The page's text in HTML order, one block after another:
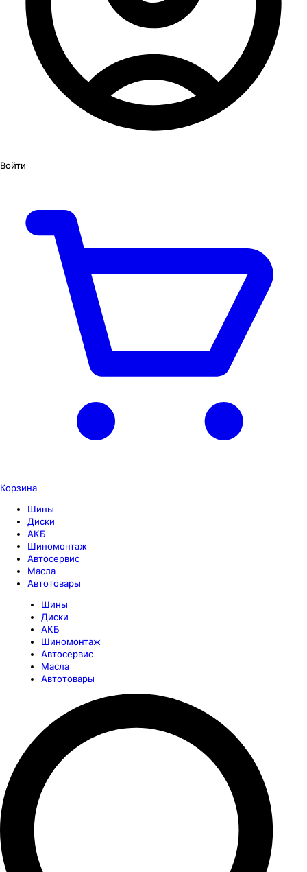
Войти
Корзина
Шины
Диски
АКБ
Шиномонтаж
Автосервис
Масла
Автотовары
Шины
Диски
АКБ
Шиномонтаж
Автосервис
Масла
Автотовары